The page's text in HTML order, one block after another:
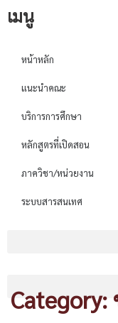
เมนู
หน้าหลัก
แนะนำคณะ
บริการการศึกษา
หลักสูตรที่เปิดสอน
ภาควิชา/หน่วยงาน
ระบบสารสนเทศ